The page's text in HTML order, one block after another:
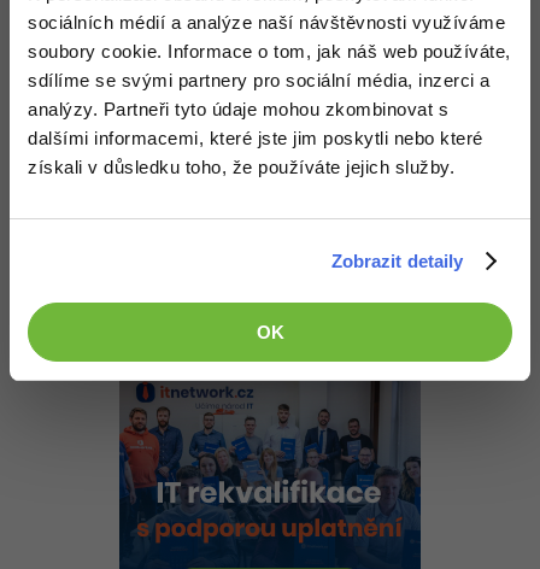
sociálních médií a analýze naší návštěvnosti využíváme
soubory cookie. Informace o tom, jak náš web používáte,
sdílíme se svými partnery pro sociální média, inzerci a
analýzy. Partneři tyto údaje mohou zkombinovat s
dalšími informacemi, které jste jim poskytli nebo které
získali v důsledku toho, že používáte jejich služby.
Zobrazit detaily
OK
Marketing -30%
WordPress
SEO -30%
Kryptoměny
Copywriting
MS Office -80%
Google Dokumenty
Time management
Adobe Illustrator -80%
Adobe Lightroom -30%
Adobe XD -15%
Blender -80%
Inkscape
Fotografování -80%
Video
Ostatní
Kariéra
Pro firmy
Nahoru Odpovědět
Odpovídá na David Hartinger
Lukáš Volprecht: 14.3.2014 18:19
Tak už jsem to vykoumal:
+1